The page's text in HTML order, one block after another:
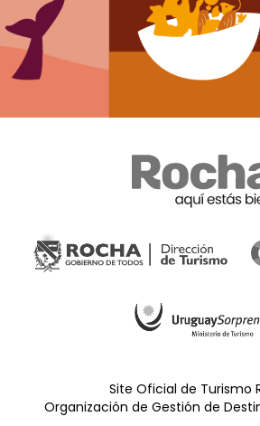
Site Oficial de Turismo
Organización de Gestión de